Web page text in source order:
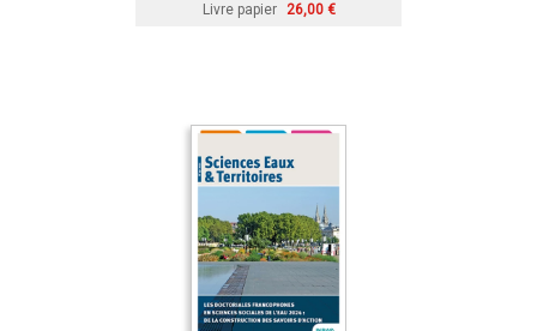
Livre papier 26,00 €